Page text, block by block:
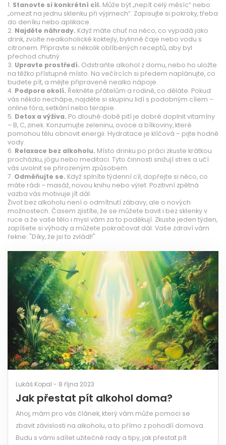
1. Stanovte si konkrétní cíl. Může být „nepít celý měsíc“ nebo
„omezit na jednu sklenku při výjimech“. Zapisujte si pokroky, třeba
do deníku nebo aplikace.
2. Najděte náhrady. Když máte chuť na něco, co vypadá jako
drink, zvolte nealkoholické koktejly, bylinné čaje nebo vodu s
citronem. Připravte si několik oblíbených receptů, aby byl
přechod chutný.
3. Upravte prostředí. Odstraňte alkohol z domu, nebo ho uložte
na těžko přístupné místo. Na večírcích si předem naplánujte, co
budete pít, a mějte připravené nealko nápoje.
4. Podpora okolí. Řekněte přátelům a rodině, co děláte. Pokud
vás někdo nechápe, najděte si skupinu lidí s podobným cílem –
online fóra, setkání nebo terapie.
5. Detox a výživa. Po dlouhé době pití je dobré doplnit vitamíny
– B, C, zinek. Konzumujte zeleninu, ovoce a bílkoviny, které
pomohou tělu obnovit energii. Hydratace je klíčová – pijte hodně
vody.
6. Relaxace bez alkoholu. Místo drinku po práci zkuste krátkou
procházku, jógu nebo meditaci. Tyto činnosti snižují stres a učí
vás uvolnit se přirozeným způsobem.
7. Odměňujte se. Když splníte týdenní cíl, dopřejte si něco, co
máte rádi – masáž, novou knihu nebo výlet. Pozitivní zpětná
vazba vás motivuje jít dál.
Život bez alkoholu není o odmítnutí zábavy, ale o nových
možnostech. Časem zjistíte, že se můžete bavit i bez sklenky v
ruce a že vaše tělo i mysl vám za to poděkují. Zkuste jeden týden,
zapíšete si výhody a můžete pokračovat dál. Vaše zdraví vám
řekne: "Díky, že jsi to zvládl!"
Lukáš Kopal - 8 října 2023
Jak přestat pít alkohol doma?
Ahoj, mám pro vás článek, který vám může pomoci se
zbavit závislosti na alkoholu, a to přímo z pohodlí domova.
Budu s vámi sdílet užitečné rady a tipy, jak přestat pít